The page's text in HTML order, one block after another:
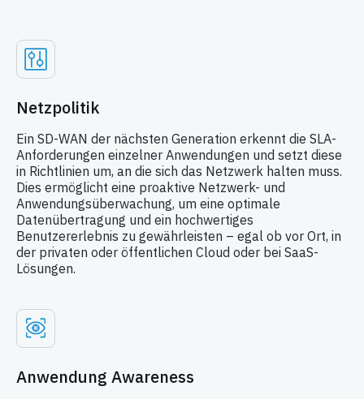
Netzpolitik
Ein SD-WAN der nächsten Generation erkennt die SLA-
Anforderungen einzelner Anwendungen und setzt diese
in Richtlinien um, an die sich das Netzwerk halten muss.
Dies ermöglicht eine proaktive Netzwerk- und
Anwendungsüberwachung, um eine optimale
Datenübertragung und ein hochwertiges
Benutzererlebnis zu gewährleisten – egal ob vor Ort, in
der privaten oder öffentlichen Cloud oder bei SaaS-
Lösungen.
Anwendung Awareness